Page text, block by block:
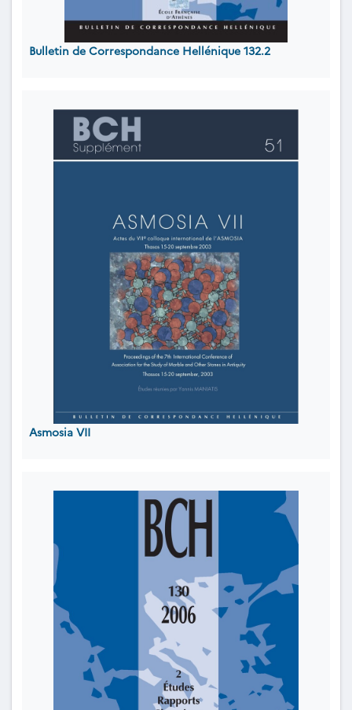
Bulletin de Correspondance Hellénique 132.2
Asmosia VII